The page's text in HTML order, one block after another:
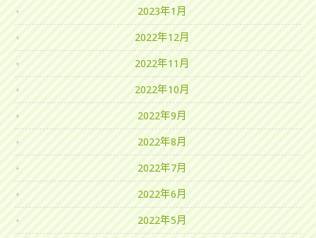
2023年1月
2022年12月
2022年11月
2022年10月
2022年9月
2022年8月
2022年7月
2022年6月
2022年5月